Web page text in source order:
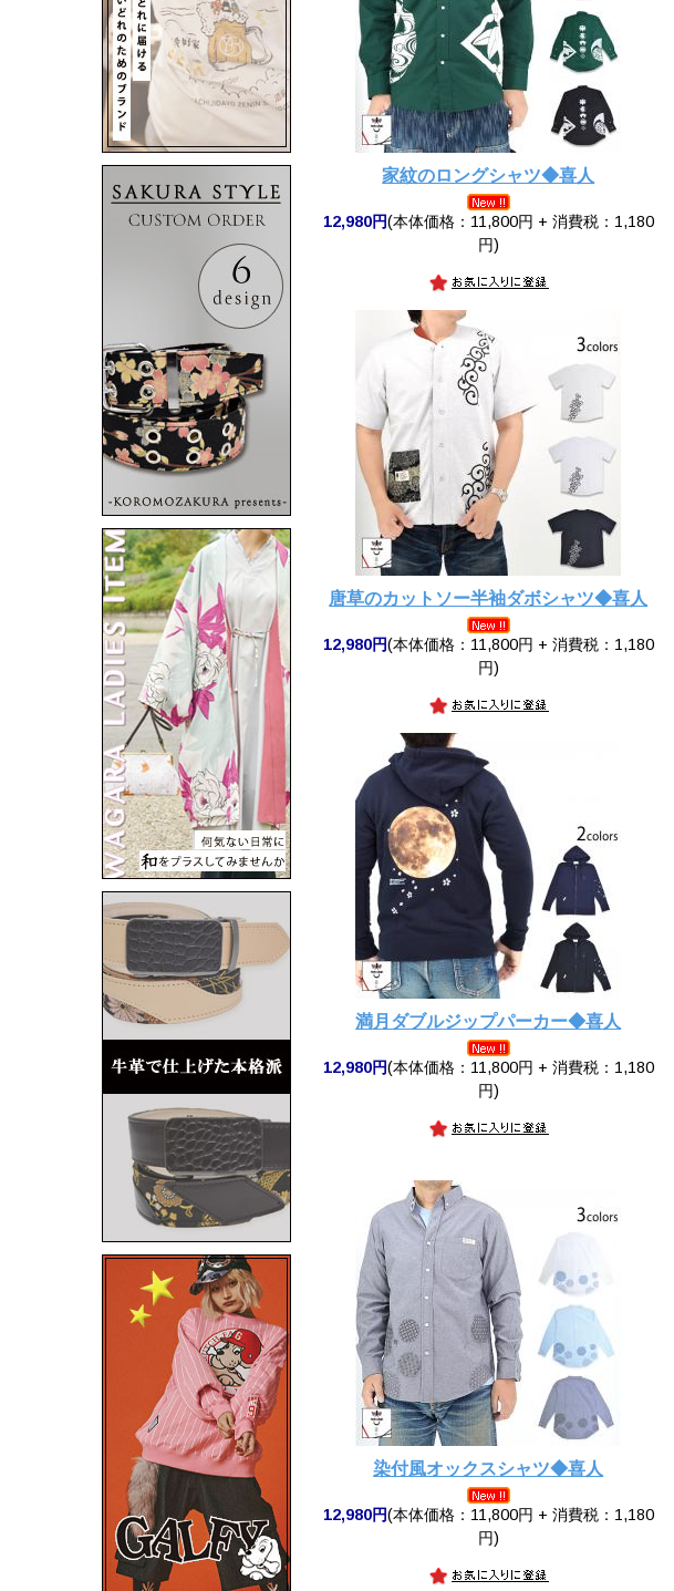
家紋のロングシャツ◆喜人
12,980円(本体価格：11,800円 + 消費税：1,180
円)
唐草のカットソー半袖ダボシャツ◆喜人
12,980円(本体価格：11,800円 + 消費税：1,180
円)
満月ダブルジップパーカー◆喜人
12,980円(本体価格：11,800円 + 消費税：1,180
円)
染付風オックスシャツ◆喜人
12,980円(本体価格：11,800円 + 消費税：1,180
円)